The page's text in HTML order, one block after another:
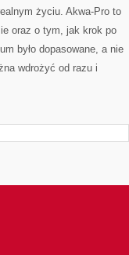
życiu. Akwa-Pro to
oraz o tym, jak krok po
było dopasowane, a nie
wdrożyć od razu i